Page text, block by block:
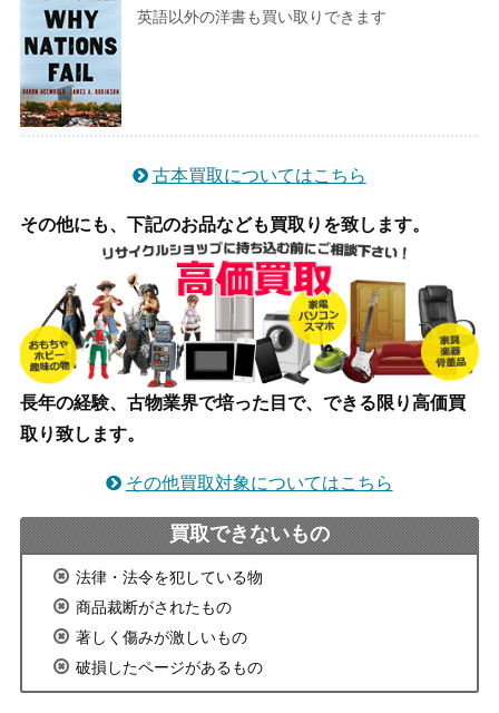
英語以外の洋書も買い取りできます
古本買取についてはこちら
その他にも、下記のお品なども買取りを致します。
長年の経験、古物業界で培った目で、できる限り高価買
取り致します。
その他買取対象についてはこちら
買取できないもの
法律・法令を犯している物
商品裁断がされたもの
著しく傷みが激しいもの
破損したページがあるもの